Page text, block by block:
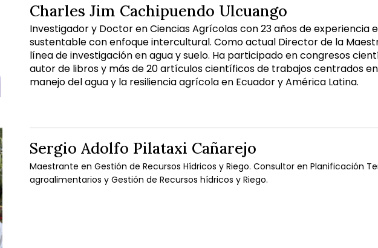
Charles Jim Cachipuendo Ulcuango
Investigador y Doctor en Ciencias Agrícolas con 23 años de experiencia
sustentable con enfoque intercultural. Como actual Director de la
línea de investigación en agua y suelo. Ha participado en congresos
autor de libros y más de 20 artículos científicos de trabajos centrados
manejo del agua y la resiliencia agrícola en Ecuador y América Latina.
Sergio Adolfo Pilataxi Cañarejo
Maestrante en Gestión de Recursos Hídricos y Riego. Consultor en Planificación
agroalimentarios y Gestión de Recursos hídricos y Riego.